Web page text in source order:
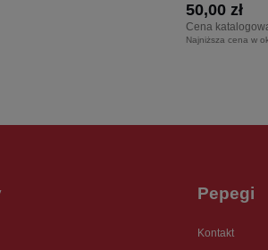
Cena
50,00 zł
Najniższa cena w
Pepegi
Kontakt